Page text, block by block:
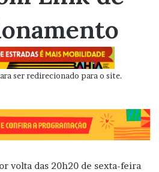
ser redirecionado para o site.
volta das 20h20 de sexta-feira